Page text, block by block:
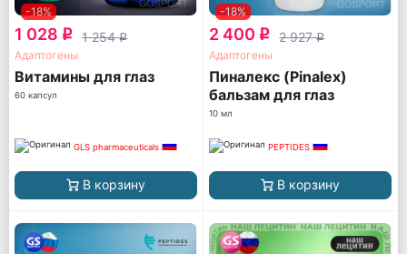
-18%
1 028 q 1 254q
Адаптогены
Витамины для глаз
60 капсул
GLS pharmaceuticals
В корзину
-18%
2 400 q 2 927q
Адаптогены
Пиналекс (Pinalex)
бальзам для глаз
10 мл
PEPTIDES
В корзину